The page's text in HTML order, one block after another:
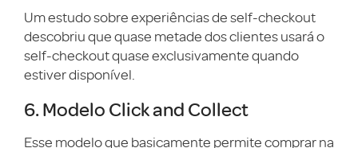
Um estudo sobre experiências de self-checkout
descobriu que quase metade dos clientes usará o
self-checkout quase exclusivamente quando
estiver disponível.
6. Modelo Click and Collect
Esse modelo que basicamente permite comprar na